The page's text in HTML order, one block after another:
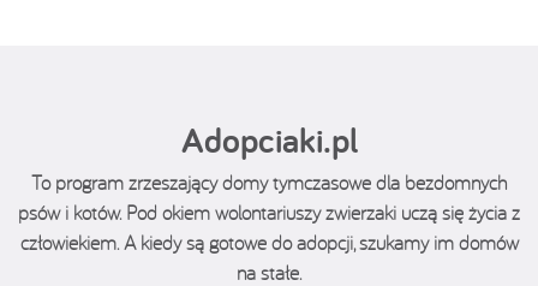
Adopciaki.pl
To program zrzeszający domy tymczasowe dla bezdomnych
psów i kotów. Pod okiem wolontariuszy zwierzaki uczą się życia z
człowiekiem. A kiedy są gotowe do adopcji, szukamy im domów
na stałe.